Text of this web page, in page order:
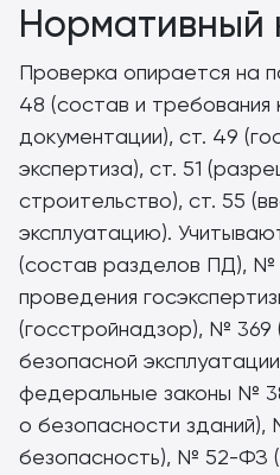
Нормативный
Проверка опирается на
48 (состав и требования
документации), ст. 49
экспертиза), ст. 51
строительство), ст. 55
эксплуатацию).
(состав разделов ПД), №
проведения
(госстройнадзор), № 369
безопасной
федеральные законы №
о безопасности
безопасность), № 52-ФЗ